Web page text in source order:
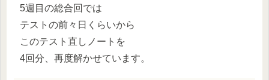
5週目の総合回では
テストの前々日くらいから
このテスト直しノートを
4回分、再度解かせています。